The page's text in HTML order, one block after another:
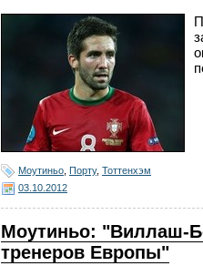
Моутиньо Порту, Тоттенхэм
03.10.2012
Моутиньо: "Виллаш-
тренеров Европы"